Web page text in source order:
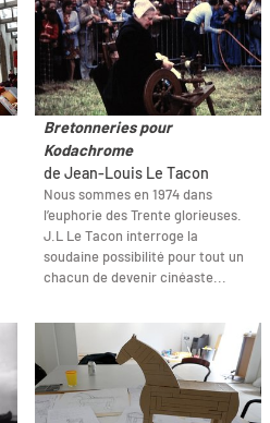
Bretonneries pour
Kodachrome
de Jean-Louis Le Tacon
Nous sommes en 1974 dans
l’euphorie des Trente glorieuses.
J.L Le Tacon interroge la
soudaine possibilité pour tout un
chacun de devenir cinéaste...